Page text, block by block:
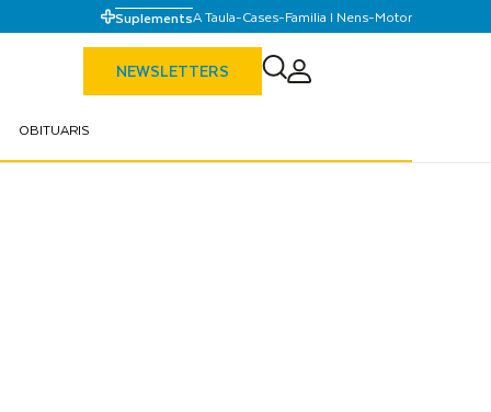
SuplementsA Taula-Cases-Familia I Nens-Motor
NEWSLETTERS
OBITUARIS